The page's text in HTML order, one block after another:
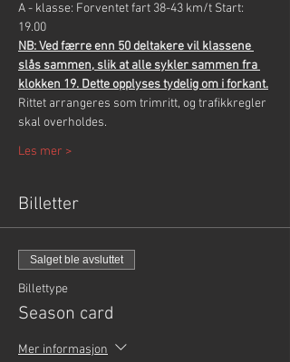
A - klasse: Forventet fart 38-43 km/t Start:
19.00
NB: Ved færre enn 50 deltakere vil klassene
slås sammen, slik at alle sykler sammen fra
klokken 19. Dette opplyses tydelig om i forkant.
Rittet arrangeres som trimritt, og trafikkregler
skal overholdes.
Les mer >
Billetter
Salget ble avsluttet
Billettype
Season card
Mer informasjon